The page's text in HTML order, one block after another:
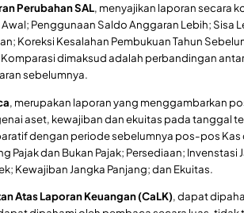
Perubahan SAL, menyajikan laporan secara
Awal; Penggunaan Saldo Anggaran Lebih; Sisa
Koreksi Kesalahan Pembukuan Tahun
Komparasi dimaksud adalah perbandingan
sebelumnya.
, merupakan laporan yang menggambarkan
aset, kewajiban dan ekuitas pada tanggal
dengan periode sebelumnya pos-pos Kas
Pajak dan Bukan Pajak; Persediaan;
Kewajiban Jangka Panjang; dan Ekuitas.
Atas Laporan Keuangan (CaLK), dapat